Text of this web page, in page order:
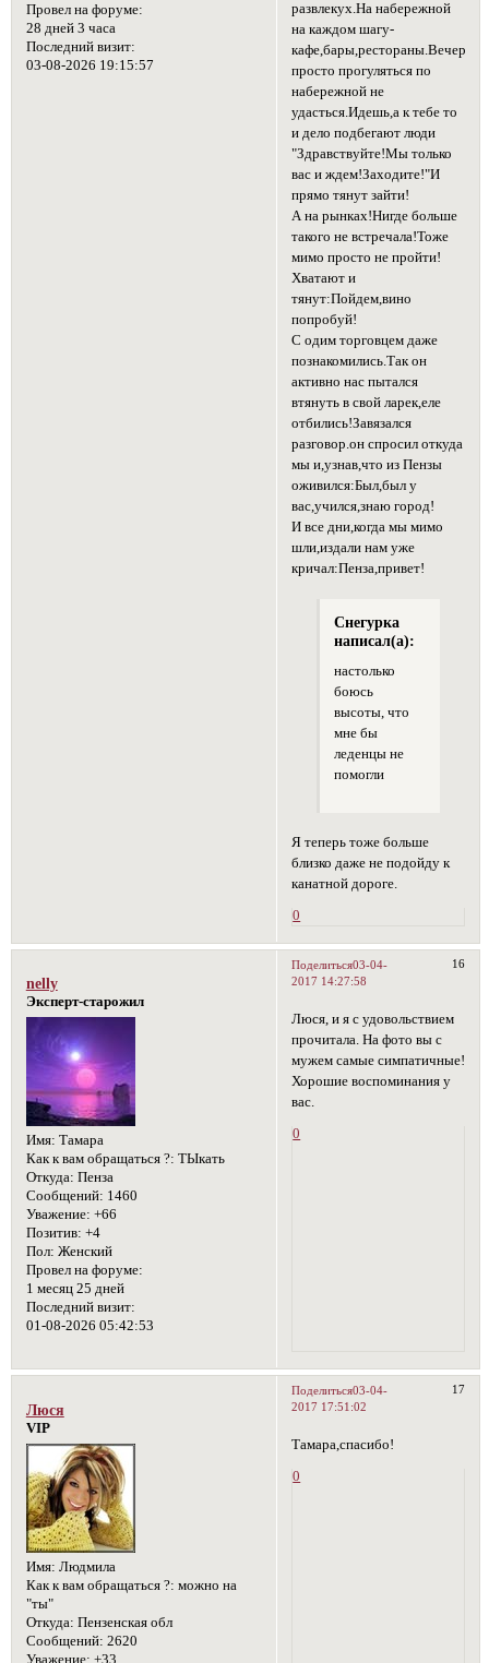
Провел на форуме:
28 дней 3 часа
Последний визит:
03-08-2026 19:15:57
развлекух.На набережной
на каждом шагу-
кафе,бары,рестораны.Вечером
просто прогуляться по
набережной не
удасться.Идешь,а к тебе то
и дело подбегают люди
"Здравствуйте!Мы только
вас и ждем!Заходите!"И
прямо тянут зайти!
А на рынках!Нигде больше
такого не встречала!Тоже
мимо просто не пройти!
Хватают и
тянут:Пойдем,вино
попробуй!
С одим торговцем даже
познакомились.Так он
активно нас пытался
втянуть в свой ларек,еле
отбились!Завязался
разговор.он спросил откуда
мы и,узнав,что из Пензы
оживился:Был,был у
вас,учился,знаю город!
И все дни,когда мы мимо
шли,издали нам уже
кричал:Пенза,привет!
Снегурка
написал(а):
настолько
боюсь
высоты, что
мне бы
леденцы не
помогли
Я теперь тоже больше
близко даже не подойду к
канатной дороге.
0
Поделиться 16
03-04-
2017 14:27:58
nelly
Эксперт-старожил
Имя: Тамара
Как к вам обращаться ?: ТЫкать
Откуда: Пенза
Сообщений: 1460
Уважение: +66
Позитив: +4
Пол: Женский
Провел на форуме:
1 месяц 25 дней
Последний визит:
01-08-2026 05:42:53
Люся, и я с удовольствием
прочитала. На фото вы с
мужем самые симпатичные!
Хорошие воспоминания у
вас.
0
Поделиться 17
03-04-
2017 17:51:02
Люся
VIP
Имя: Людмила
Как к вам обращаться ?: можно на
"ты"
Откуда: Пензенская обл
Сообщений: 2620
Уважение: +33
Тамара,спасибо!
0